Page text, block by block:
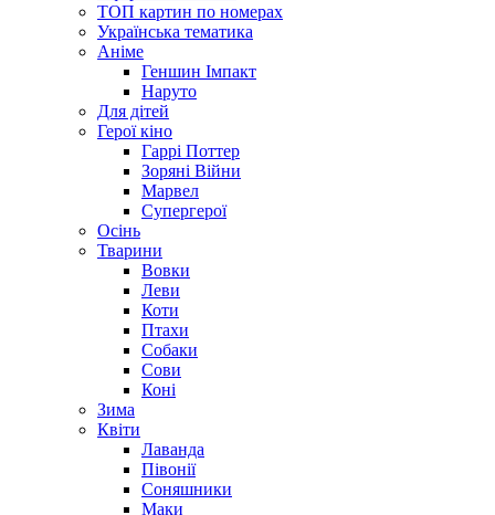
ТОП картин по номерах
Українська тематика
Аніме
Геншин Імпакт
Наруто
Для дітей
Герої кіно
Гаррі Поттер
Зоряні Війни
Марвел
Супергерої
Осінь
Тварини
Вовки
Леви
Коти
Птахи
Собаки
Сови
Коні
Зима
Квіти
Лаванда
Півонії
Соняшники
Маки